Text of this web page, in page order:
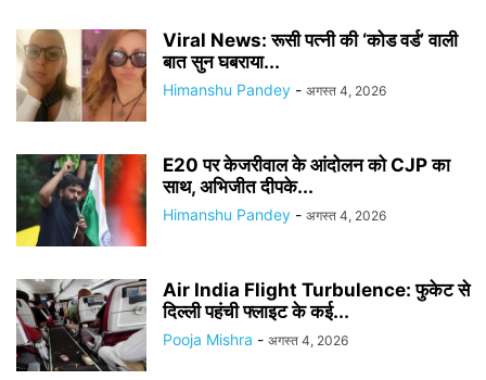
Viral News: रूसी पत्नी की ‘कोड वर्ड’ वाली
बात सुन घबराया...
Himanshu Pandey - अगस्त 4, 2026
E20 पर केजरीवाल के आंदोलन को CJP का
साथ, अभिजीत दीपके...
Himanshu Pandey - अगस्त 4, 2026
Air India Flight Turbulence: फुकेट से
दिल्ली पहंची फ्लाइट के कई...
Pooja Mishra - अगस्त 4, 2026